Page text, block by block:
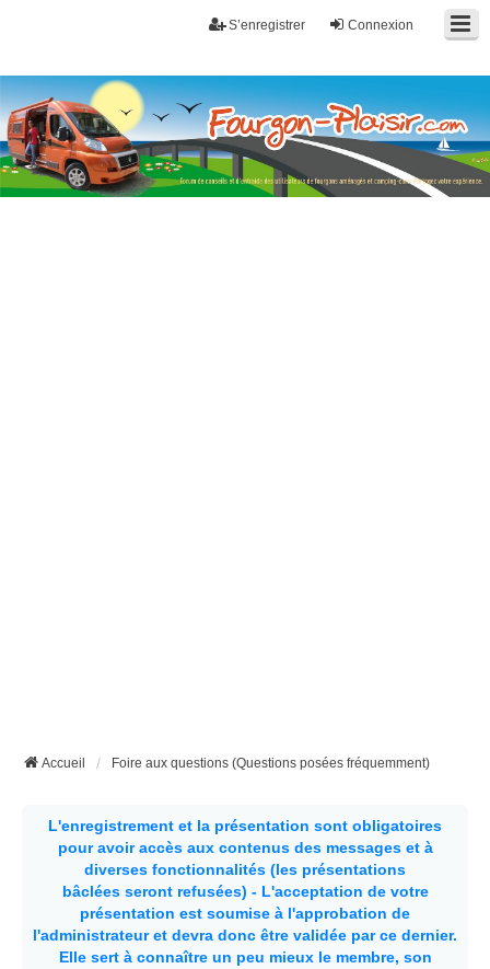
Connexion
S’enregistrer
Fourgon-plaisir.com
Forum de conseils et d'entraide des utilisateurs de fourgons, fourgons
aménagés, vans et de camping-car. Partagez votre expérience.
Accueil Foire aux questions (Questions posées fréquemment)
L'enregistrement et la présentation sont obligatoires
pour avoir accès aux contenus des messages et à
diverses fonctionnalités (les présentations
bâclées seront refusées) - L'acceptation de votre
présentation est soumise à l'approbation de
l'administrateur et devra donc être validée par ce dernier.
Elle sert à connaître un peu mieux le membre, son